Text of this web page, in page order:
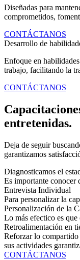
Diseñadas para
comprometidos,
CONTÁCTANOS
Desarrollo de
Enfoque en
trabajo, facilitando la
CONTÁCTANOS
entretenidas.
Deja de seguir
garantizamos
Diagnosticamos el
Es importante conocer
Entrevista Individual
Para personalizar la
Personalización de la
Lo más efectico es
Retroalimentación en
Reforzar lo compartido
sus actividades
CONTÁCTANOS